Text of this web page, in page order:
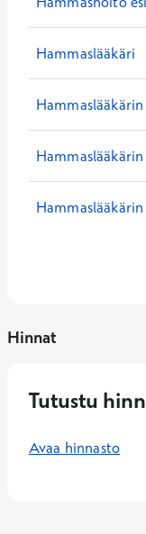
Hammaslääkäri
Hinnat
Tutustu
Avaa hinnasto